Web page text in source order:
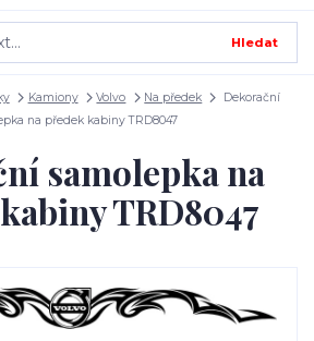
Hledat
Kamiony Volvo Na předek
Dekorační
na předek kabiny TRD8047
samolepka na
TRD8047